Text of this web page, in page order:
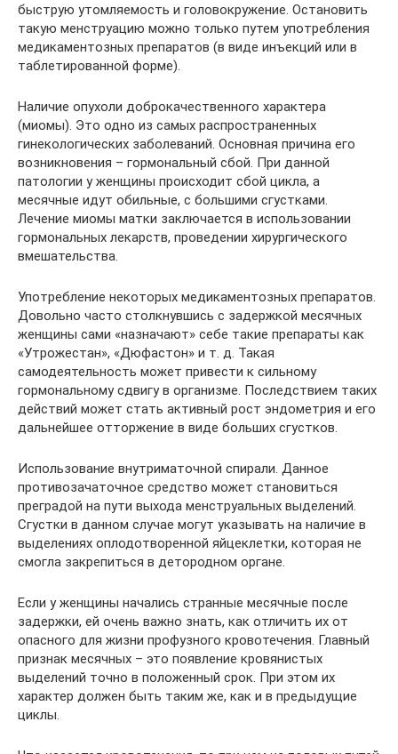
быструю утомляемость и головокружение. Остановить
такую менструацию можно только путем употребления
медикаментозных препаратов (в виде инъекций или в
таблетированной форме).
Наличие опухоли доброкачественного характера
(миомы). Это одно из самых распространенных
гинекологических заболеваний. Основная причина его
возникновения – гормональный сбой. При данной
патологии у женщины происходит сбой цикла, а
месячные идут обильные, с большими сгустками.
Лечение миомы матки заключается в использовании
гормональных лекарств, проведении хирургического
вмешательства.
Употребление некоторых медикаментозных препаратов.
Довольно часто столкнувшись с задержкой месячных
женщины сами «назначают» себе такие препараты как
«Утрожестан», «Дюфастон» и т. д. Такая
самодеятельность может привести к сильному
гормональному сдвигу в организме. Последствием таких
действий может стать активный рост эндометрия и его
дальнейшее отторжение в виде больших сгустков.
Использование внутриматочной спирали. Данное
противозачаточное средство может становиться
преградой на пути выхода менструальных выделений.
Сгустки в данном случае могут указывать на наличие в
выделениях оплодотворенной яйцеклетки, которая не
смогла закрепиться в детородном органе.
Если у женщины начались странные месячные после
задержки, ей очень важно знать, как отличить их от
опасного для жизни профузного кровотечения. Главный
признак месячных – это появление кровянистых
выделений точно в положенный срок. При этом их
характер должен быть таким же, как и в предыдущие
циклы.